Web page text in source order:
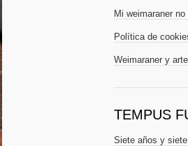
Mi weimaraner
Política de
Weimaraner y arte
TEMPUS
Siete años y